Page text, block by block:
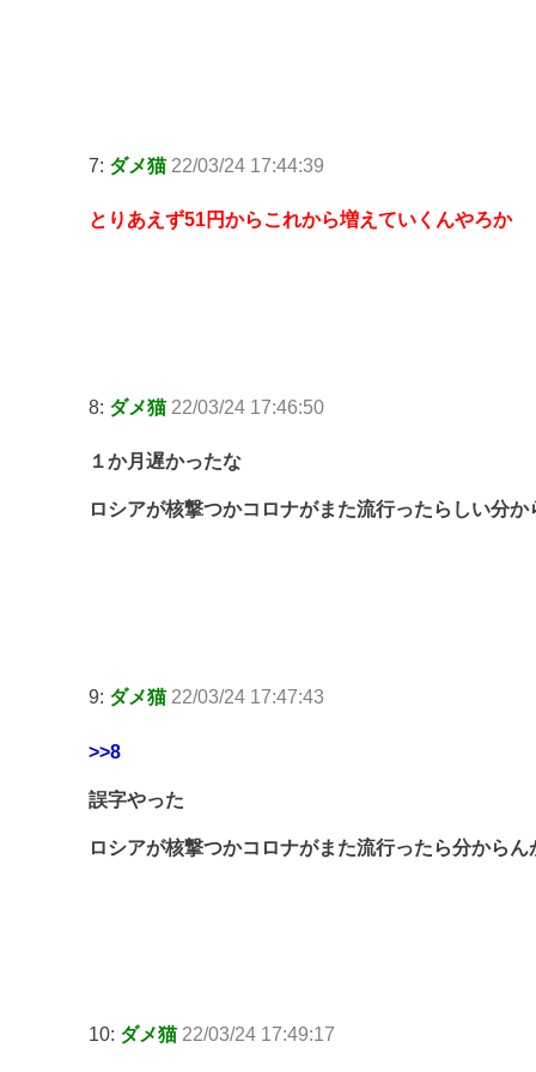
7: ダメ猫 22/03/24 17:44:39
とりあえず51円からこれから増えていくんやろか
8: ダメ猫 22/03/24 17:46:50
１か月遅かったな
ロシアが核撃つかコロナがまた流行ったらしい分か
9: ダメ猫 22/03/24 17:47:43
>>8
誤字やった
ロシアが核撃つかコロナがまた流行ったら分からん
10: ダメ猫 22/03/24 17:49:17